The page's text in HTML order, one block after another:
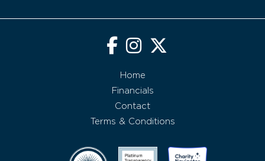
Home
Financials
Contact
Terms & Conditions